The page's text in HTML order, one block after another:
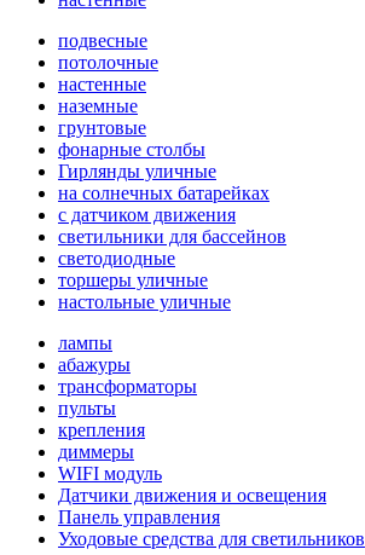
подвесные
потолочные
настенные
наземные
грунтовые
фонарные столбы
Гирлянды уличные
на солнечных батарейках
с датчиком движения
светильники для бассейнов
светодиодные
торшеры уличные
настольные уличные
лампы
абажуры
трансформаторы
пульты
крепления
диммеры
WIFI модуль
Датчики движения и освещения
Панель управления
Уходовые средства для светильников